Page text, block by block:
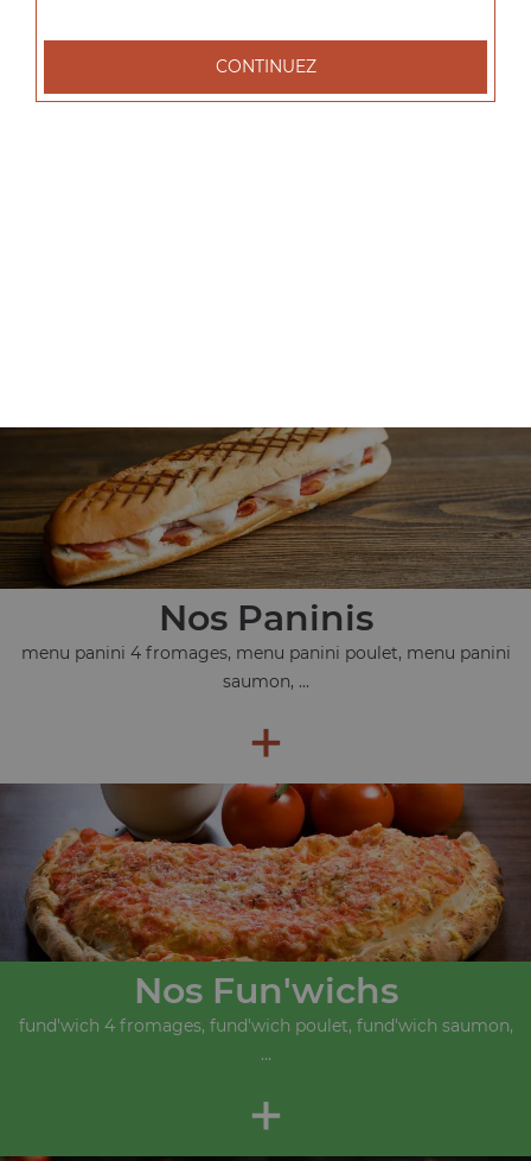
+
Nos Paninis
menu panini 4 fromages, menu panini poulet, menu panini
saumon, ...
+
Nos Fun'wichs
fund'wich 4 fromages, fund'wich poulet, fund'wich saumon,
...
+
CONTINUEZ